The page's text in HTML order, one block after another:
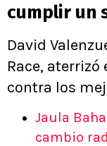
cumplir un
David
Race,
contra los
Jaula
cambio